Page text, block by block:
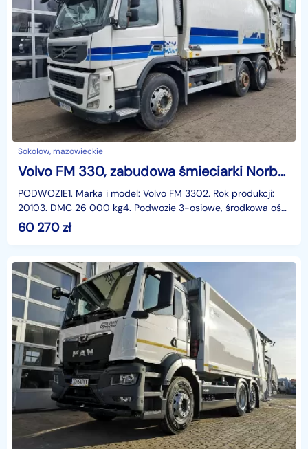
Sokołow, mazowieckie
Volvo FM 330, zabudowa śmieciarki Norba FM 330, zabudowa śmieciarki Norba
PODWOZIE1. Marka i model: Volvo FM 3302. Rok produkcji:
20103. DMC 26 000 kg4. Podwozie 3-osiowe, środkowa oś
skrętna5. Silnik z zapłonem samoczynnym o mocy 243
60 270zł